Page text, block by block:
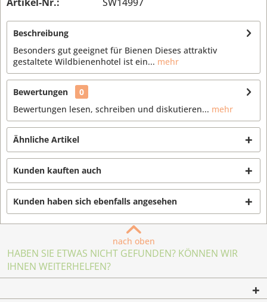
Beschreibung
Besonders gut geeignet für Bienen Dieses attraktiv
gestaltete Wildbienenhotel ist ein... mehr
Bewertungen
0
Bewertungen lesen, schreiben und diskutieren... mehr
Ähnliche Artikel
Kunden kauften auch
Kunden haben sich ebenfalls angesehen
nach oben
HABEN SIE ETWAS NICHT GEFUNDEN? KÖNNEN WIR
IHNEN WEITERHELFEN?